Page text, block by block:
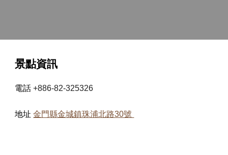
景點資訊
電話+886-82-325326
地址金門縣金城鎮珠浦北路30號